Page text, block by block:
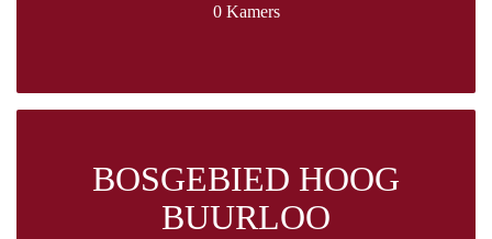
0 Kamers
BOSGEBIED HOOG
BUURLOO